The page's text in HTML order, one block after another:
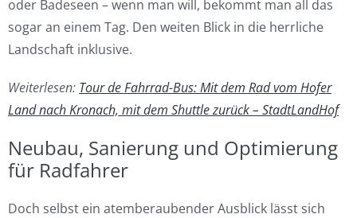
oder Badeseen – wenn man will, bekommt man all das
sogar an einem Tag. Den weiten Blick in die herrliche
Landschaft inklusive.
Weiterlesen: Tour de Fahrrad-Bus: Mit dem Rad vom Hofer
Land nach Kronach, mit dem Shuttle zurück – StadtLandHof
Neubau, Sanierung und Optimierung
für Radfahrer
Doch selbst ein atemberaubender Ausblick lässt sich